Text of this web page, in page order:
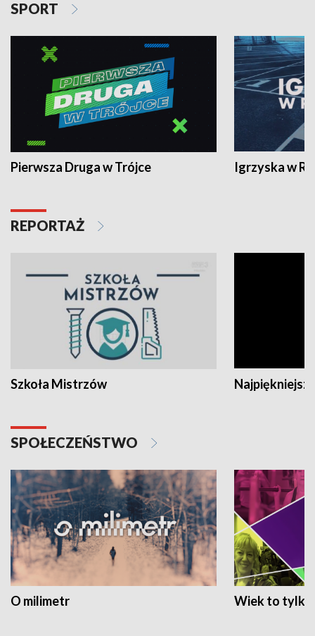
SPORT
Pierwsza Druga w Trójce Igrzyska w
REPORTAŻ
Szkoła Mistrzów
SPOŁECZEŃSTWO
O milimetr Wiek to tylko